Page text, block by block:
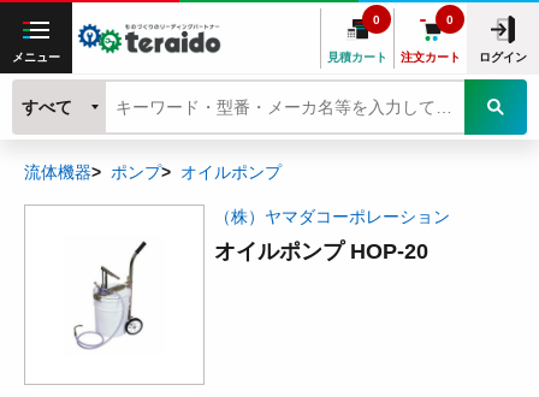
メニュー 見積カート
0
注文カート
0
ログイン
すべて
流体機器 ポンプ オイルポンプ
（株）ヤマダコーポレーション
オイルポンプ HOP-20